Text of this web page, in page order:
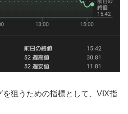
狙うための指標として、VIX指